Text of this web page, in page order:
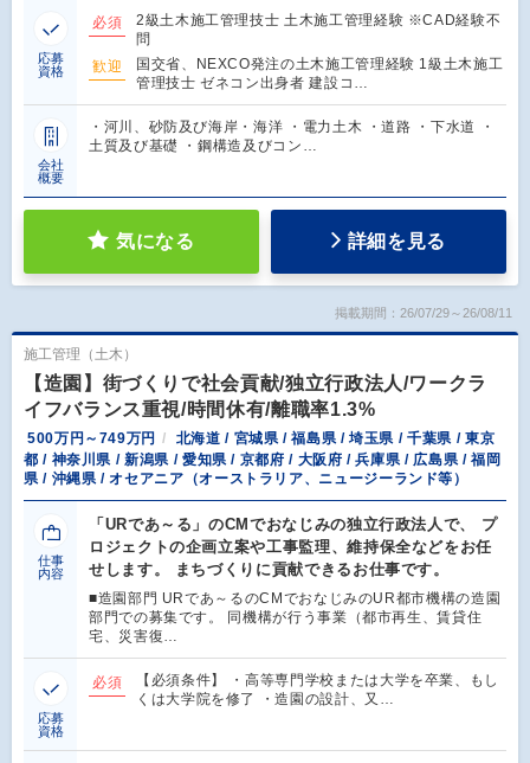
応募
資格
必須
2級土木施工管理技士 土木施工管理経験 ※CAD経験不
問
歓迎
国交省、NEXCO発注の土木施工管理経験 1級土木施工
管理技士 ゼネコン出身者 建設コ…
会社
概要
・河川、砂防及び海岸・海洋 ・電力土木 ・道路 ・下水道 ・
土質及び基礎 ・鋼構造及びコン…
気になる 詳細を見る
掲載期間：26/07/29～26/08/11
施工管理（土木）
【造園】街づくりで社会貢献/独立行政法人/ワークラ
イフバランス重視/時間休有/離職率1.3%
500万円～749万円
北海道 / 宮城県 / 福島県 / 埼玉県 / 千葉県 / 東京
都 / 神奈川県 / 新潟県 / 愛知県 / 京都府 / 大阪府 / 兵庫県 / 広島県 / 福岡
県 / 沖縄県 / オセアニア（オーストラリア、ニュージーランド等）
仕事
内容
「URであ～る」のCMでおなじみの独立行政法人で、 プ
ロジェクトの企画立案や工事監理、維持保全などをお任
せします。 まちづくりに貢献できるお仕事です。
■造園部門 URであ～るのCMでおなじみのUR都市機構の造園
部門での募集です。 同機構が行う事業（都市再生、賃貸住
宅、災害復…
応募
資格
必須
【必須条件】 ・高等専門学校または大学を卒業、もし
くは大学院を修了 ・造園の設計、又…